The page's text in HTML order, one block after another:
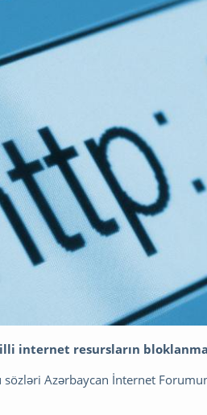
internet resursların
Azərbaycan İnternet